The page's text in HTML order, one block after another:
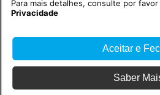
Outras
Para mais detalhes, consulte por
Privacidade
Aceitar e
Saber